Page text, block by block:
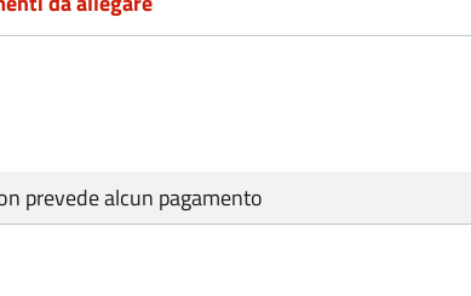
prevede alcun pagamento